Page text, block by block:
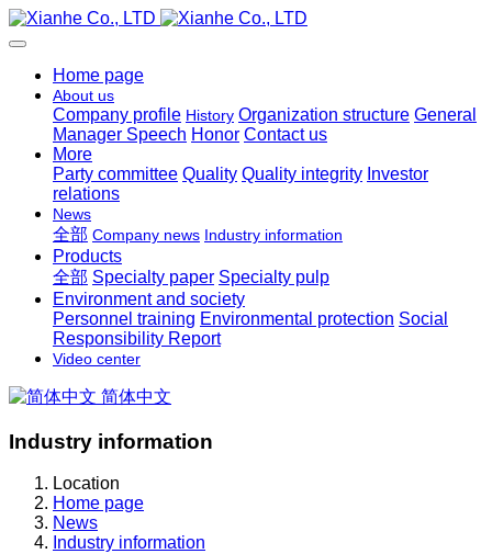
Home page
About us
Company profile History Organization structure General
Manager Speech Honor Contact us
More
Party committee Quality Quality integrity Investor
relations
News
全部 Company news Industry information
Products
全部 Specialty paper Specialty pulp
Environment and society
Personnel training Environmental protection Social
Responsibility Report
Video center
简体中文
Industry information
Location
Home page
News
Industry information